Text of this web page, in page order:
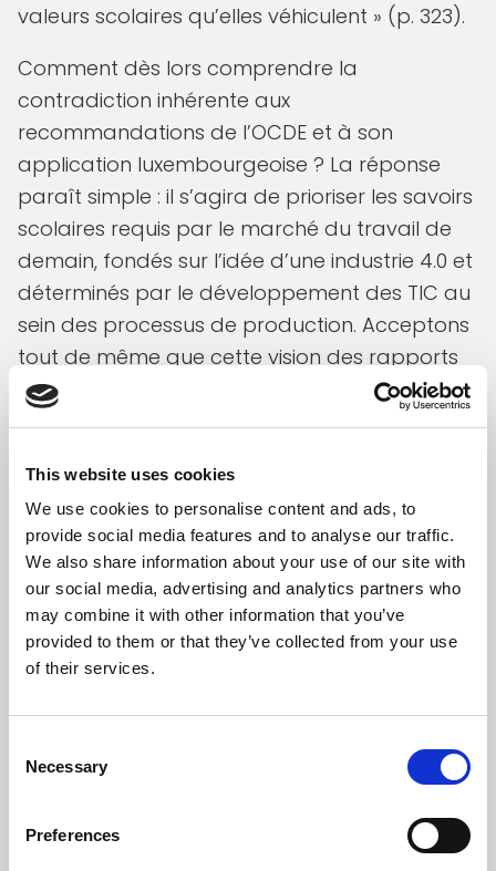
This website uses cookies
We use cookies to personalise content and ads, to
provide social media features and to analyse our traffic.
We also share information about your use of our site with
our social media, advertising and analytics partners who
may combine it with other information that you’ve
provided to them or that they’ve collected from your use
of their services.
Selection
Necessary
Preferences
valeurs scolaires qu’elles véhiculent » (p. 323).
Comment dès lors comprendre la
contradiction inhérente aux
recommandations de l’OCDE et à son
application luxembourgeoise ? La réponse
paraît simple : il s’agira de prioriser les savoirs
scolaires requis par le marché du travail de
demain, fondés sur l’idée d’une industrie 4.0 et
déterminés par le développement des TIC au
sein des processus de production. Acceptons
tout de même que cette vision des rapports
sociaux de production avec leurs nouveaux
modes d’éducation nous réserve un monde à
nécessaire d’adapter l’école aux nouvelles
technologies.
Néanmoins, il est troublant de voir décréter le
numérique comme principal objectif de
l’école. Car, au risque d’enserrer l’éducation
dans l’idéologie néolibérale, elle finira par «
formulent Laval et al. (2011)[10]. Par ailleurs, l’«
école digitale » et l’« école design for change
», censées préparer à la vie, ou « grandir
ensemble dans un enseignement social,